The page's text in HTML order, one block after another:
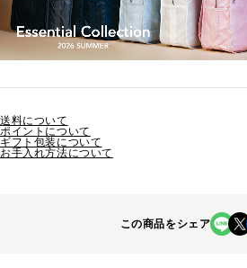
送料について
ポイントについて
ギフト包装について
お手入れ方法について
この商品をシェア